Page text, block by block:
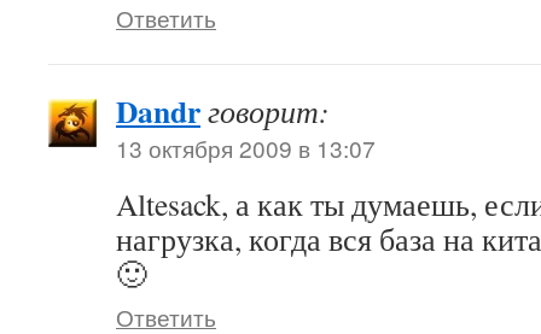
Ответить
Dandrговорит:
13 октября 2009 в 13:07
Altesack, а как ты думаешь,
нагрузка, когда вся база на
🙂
Ответить